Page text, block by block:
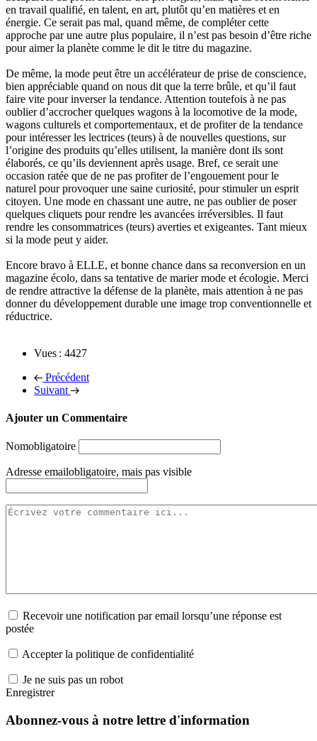
en travail qualifié, en talent, en art, plutôt qu’en matières et en
énergie. Ce serait pas mal, quand même, de compléter cette
approche par une autre plus populaire, il n’est pas besoin d’être riche
pour aimer la planète comme le dit le titre du magazine.
De même, la mode peut être un accélérateur de prise de conscience,
bien appréciable quand on nous dit que la terre brûle, et qu’il faut
faire vite pour inverser la tendance. Attention toutefois à ne pas
oublier d’accrocher quelques wagons à la locomotive de la mode,
wagons culturels et comportementaux, et de profiter de la tendance
pour intéresser les lectrices (teurs) à de nouvelles questions, sur
l’origine des produits qu’elles utilisent, la manière dont ils sont
élaborés, ce qu’ils deviennent après usage. Bref, ce serait une
occasion ratée que de ne pas profiter de l’engouement pour le
naturel pour provoquer une saine curiosité, pour stimuler un esprit
citoyen. Une mode en chassant une autre, ne pas oublier de poser
quelques cliquets pour rendre les avancées irréversibles. Il faut
rendre les consommatrices (teurs) averties et exigeantes. Tant mieux
si la mode peut y aider.
Encore bravo à ELLE, et bonne chance dans sa reconversion en un
magazine écolo, dans sa tentative de marier mode et écologie. Merci
de rendre attractive la défense de la planète, mais attention à ne pas
donner du développement durable une image trop conventionnelle et
réductrice.
Vues : 4427
Précédent
Suivant
Ajouter un Commentaire
Nomobligatoire
Adresse emailobligatoire, mais pas visible
Recevoir une notification par email lorsqu’une réponse est
postée
Accepter la politique de confidentialité
Je ne suis pas un robot
Enregistrer
Abonnez-vous à notre lettre d'information